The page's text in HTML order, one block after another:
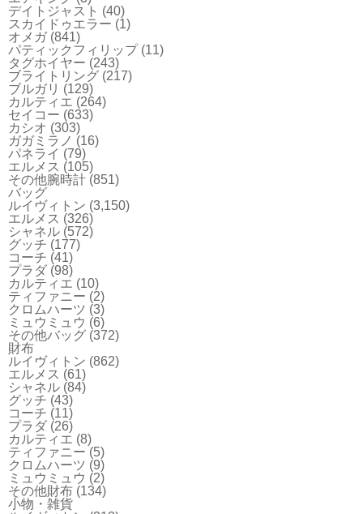
デイトジャスト (40)
スカイドゥエラー (1)
オメガ(841)
パティックフィリップ(11)
タグホイヤー (243)
ブライトリング (217)
ブルガリ (129)
カルティエ (264)
セイコー (633)
カシオ (303)
ガガミラノ (16)
パネライ (79)
エルメス (105)
その他腕時計 (851)
バッグ
ルイヴィトン (3,150)
エルメス (326)
シャネル (572)
グッチ (177)
コーチ (41)
プラダ (98)
カルティエ (10)
ティファニー (2)
クロムハーツ (3)
ミュウミュウ (6)
その他バッグ (372)
財布
ルイヴィトン (862)
エルメス (61)
シャネル (84)
グッチ (43)
コーチ (11)
プラダ (26)
カルティエ (8)
ティファニー (5)
クロムハーツ (9)
ミュウミュウ (2)
その他財布 (134)
小物・雑貨